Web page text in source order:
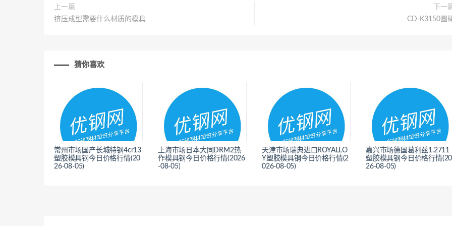
上一篇
挤压成型需要什么材质的模具
下一
CD-K3150圆
猜你喜欢
常州市场国产长城特钢4cr13
塑胶模具钢今日价格行情(20
26-08-05)
上海市场日本大同DRM2热
作模具钢今日价格行情(2026
-08-05)
天津市场瑞典进口ROYALLO
Y塑胶模具钢今日价格行情(2
026-08-05)
嘉兴市场德国葛利兹1.2711
塑胶模具钢今日价格行情(20
26-08-05)